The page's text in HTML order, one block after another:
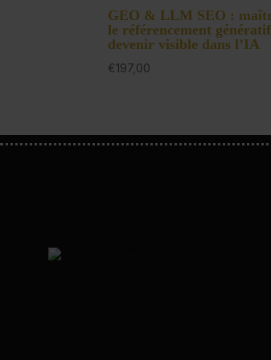
GEO & LLM SEO :
le référencement
devenir visible dans l’IA
€197,00